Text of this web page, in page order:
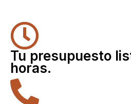
Tu presupuesto
horas.